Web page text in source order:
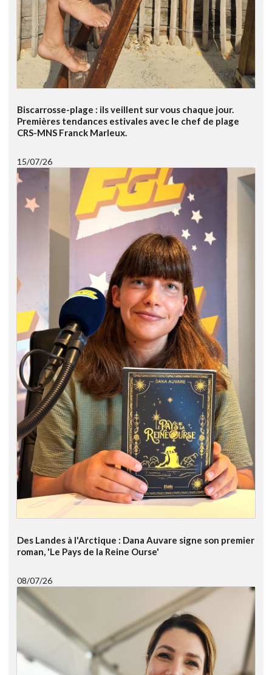
Biscarrosse-plage : ils veillent sur vous chaque jour.
Premières tendances estivales avec le chef de plage
CRS-MNS Franck Marleux.
15/07/26
Des Landes à l'Arctique : Dana Auvare signe son premier
roman, 'Le Pays de la Reine Ourse'
08/07/26